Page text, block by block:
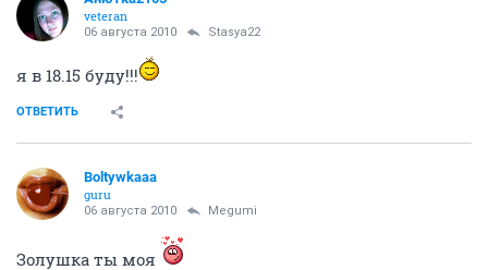
veteran
06 августа 2010 Stasya22
я в 18.15 буду!!!
ОТВЕТИТЬ
Boltywkaaa
guru
06 августа 2010 Megumi
Золушка ты моя